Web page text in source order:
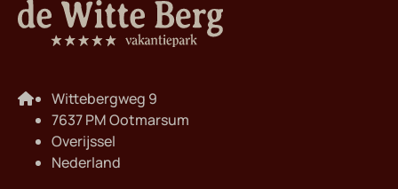
Wittebergweg 9
7637 PM Ootmarsum
Overijssel
Nederland